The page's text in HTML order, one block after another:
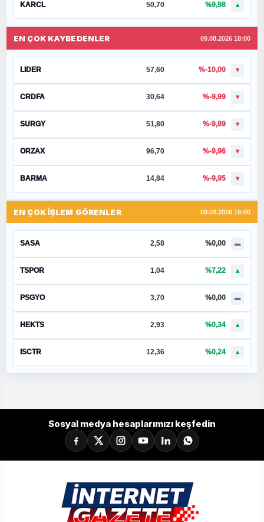
KARCL 50,70 %9,98 ▲
EN ÇOK KAYBEDENLER 09.08.2026 18:00
LIDER 57,60 %-10,00 ▼
CRDFA 30,64 %-9,99 ▼
SURGY 51,80 %-9,99 ▼
ORZAX 96,70 %-9,96 ▼
BARMA 14,84 %-9,95 ▼
EN ÇOK İŞLEM GÖRENLER 09.08.2026 18:00
SASA 2,58 %0,00 ▬
TSPOR 1,04 %7,22 ▲
PSGYO 3,70 %0,00 ▬
HEKTS 2,93 %0,34 ▲
ISCTR 12,36 %0,24 ▲
Sosyal medya hesaplarımızı keşfedin